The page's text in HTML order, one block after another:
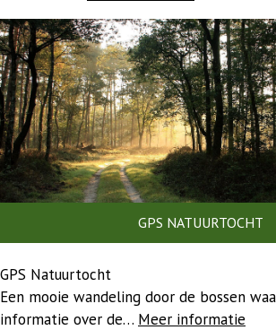
GPS NATUURTOCHT
GPS Natuurtocht
Een mooie wandeling door de bossen
informatie over de… Meer informatie